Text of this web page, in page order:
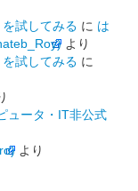
試してみる に は
より
試してみる に
ュータ・IT非公式
より